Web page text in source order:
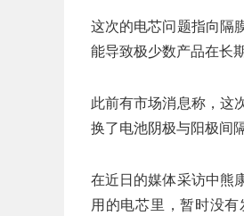
这次的电芯问题指向隔
能导致极少数产品在长
此前有市场消息称，这
换了电池阴极与阳极间
在近日的媒体采访中熊
用的电芯里，暂时没